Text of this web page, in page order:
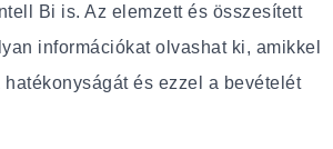
Bi is. Az elemzett és összesített
információkat olvashat ki, amikkel
és ezzel a bevételét